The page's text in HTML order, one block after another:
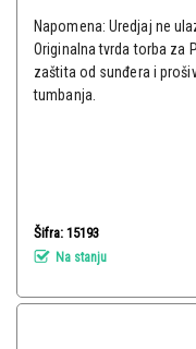
Napomena: Uredjaj ne
Originalna tvrda torba za
zaštita od sunđera i
tumbanja.
Šifra: 15193
Na stanju